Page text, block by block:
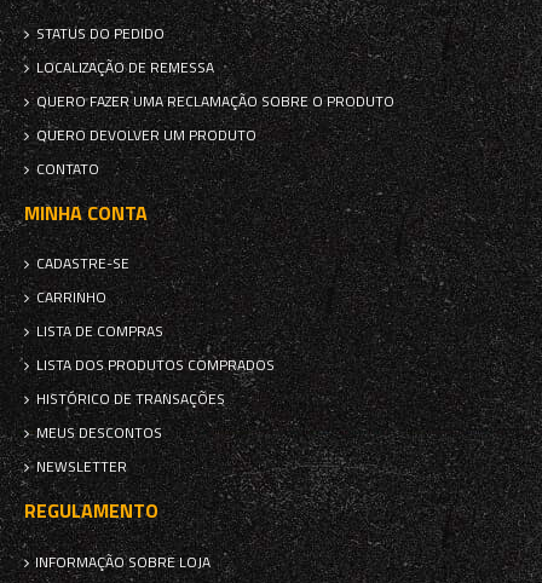
STATUS DO PEDIDO
LOCALIZAÇÃO DE REMESSA
QUERO FAZER UMA RECLAMAÇÃO SOBRE O PRODUTO
QUERO DEVOLVER UM PRODUTO
CONTATO
MINHA CONTA
CADASTRE-SE
CARRINHO
LISTA DE COMPRAS
LISTA DOS PRODUTOS COMPRADOS
HISTÓRICO DE TRANSAÇÕES
MEUS DESCONTOS
NEWSLETTER
REGULAMENTO
INFORMAÇÃO SOBRE LOJA